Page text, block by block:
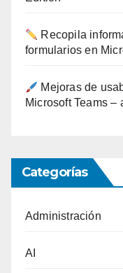
Recopila
formularios en
Mejoras de
Microsoft Teams
Categorías
Administración
AI